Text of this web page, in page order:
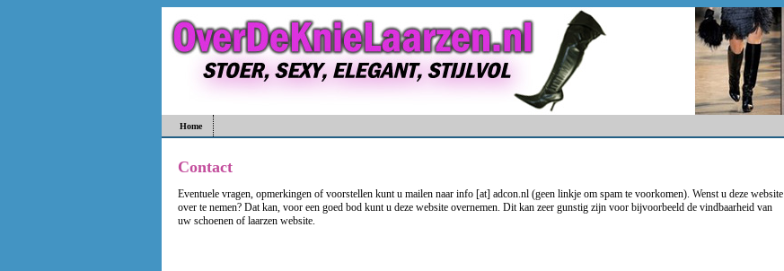
Home
Contact
Eventuele vragen, opmerkingen of voorstellen kunt u mailen naar info [at] adcon.nl (geen linkje om spam te voorkomen). Wenst u deze website
over te nemen? Dat kan, voor een goed bod kunt u deze website overnemen. Dit kan zeer gunstig zijn voor bijvoorbeeld de vindbaarheid van
uw schoenen of laarzen website.